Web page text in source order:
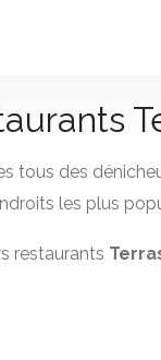
tous des
les plus
restaurants